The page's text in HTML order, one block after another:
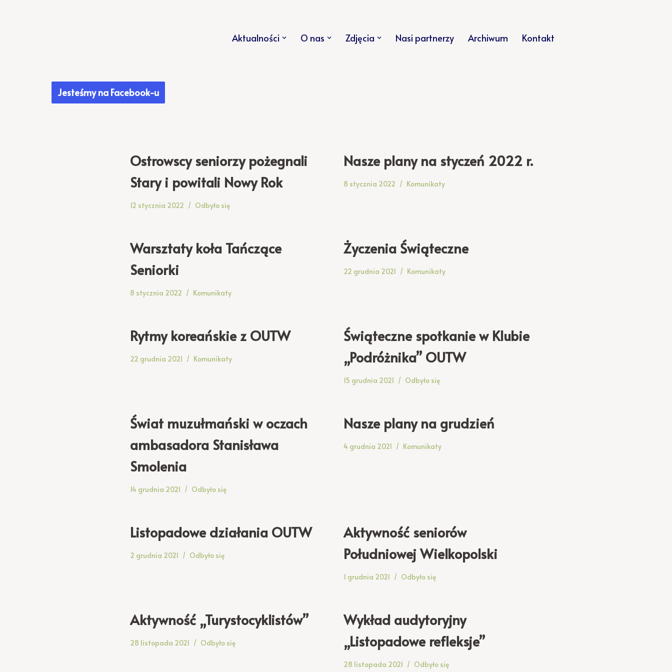
Aktualności O nas Zdjęcia Nasi partnerzy Archiwum Kontakt
Jesteśmy na Facebook-u
Ostrowscy seniorzy pożegnali
Stary i powitali Nowy Rok
12 stycznia 2022 Odbyło się
Nasze plany na styczeń 2022 r.
8 stycznia 2022 Komunikaty
Warsztaty koła Tańczące
Seniorki
8 stycznia 2022 Komunikaty
Życzenia Świąteczne
22 grudnia 2021 Komunikaty
Rytmy koreańskie z OUTW
22 grudnia 2021 Komunikaty
Świąteczne spotkanie w Klubie
„Podróżnika” OUTW
15 grudnia 2021 Odbyło się
Świat muzułmański w oczach
ambasadora Stanisława
Smolenia
14 grudnia 2021 Odbyło się
Nasze plany na grudzień
4 grudnia 2021 Komunikaty
Listopadowe działania OUTW
2 grudnia 2021 Odbyło się
Aktywność seniorów
Południowej Wielkopolski
1 grudnia 2021 Odbyło się
Aktywność „Turystocyklistów”
28 listopada 2021 Odbyło się
Wykład audytoryjny
„Listopadowe refleksje”
28 listopada 2021 Odbyło się